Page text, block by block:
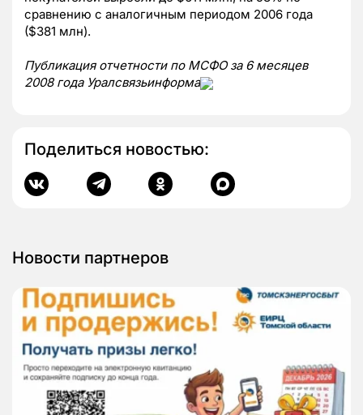
сравнению с аналогичным периодом 2006 года
($381 млн).
Публикация отчетности по МСФО за 6 месяцев
2008 года Уралсвязьинформа
Поделиться новостью:
Новости партнеров